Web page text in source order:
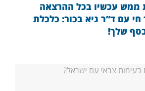
ממש עכשיו בכל ההרצאה
עם ד”ר גיא בכור: כלכלת
שלך!